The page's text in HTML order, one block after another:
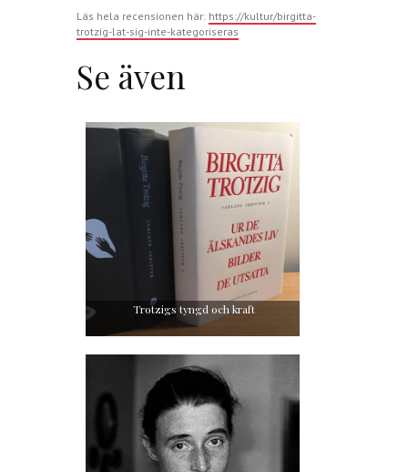
Läs hela recensionen här: https://kultur/birgitta-
trotzig-lat-sig-inte-kategoriseras
Se även
Trotzigs tyngd och kraft